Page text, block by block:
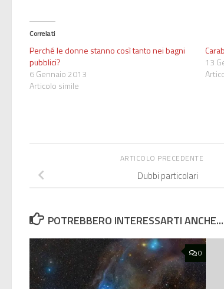
Correlati
Perché le donne stanno così tanto nei bagni
pubblici?
6 Gennaio 2013
Articolo simile
13
ARTICOLO PRECEDENTE
Dubbi particolari
POTREBBERO INTERESSARTI ANCHE...
0